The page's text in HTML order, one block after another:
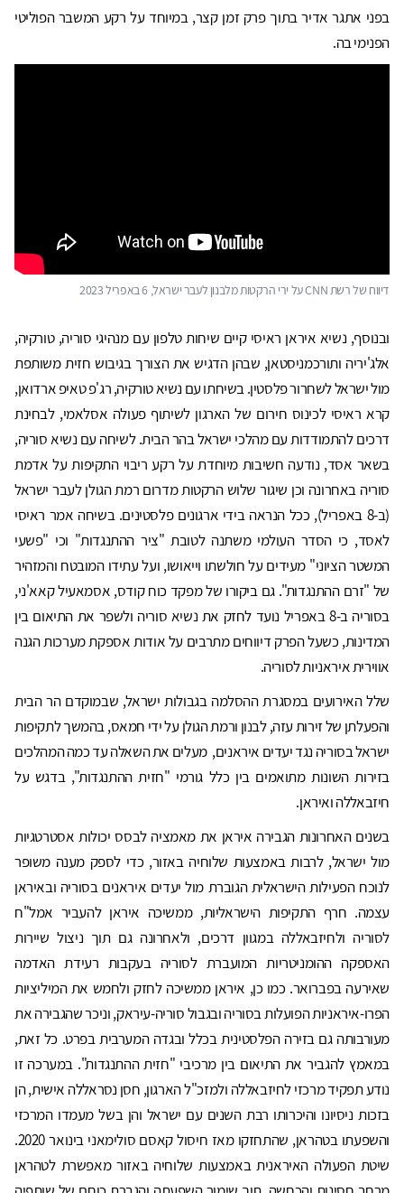
בפני אתגר אדיר בתוך פרק זמן קצר, במיוחד על רקע המשבר הפוליטי
הפנימי בה.
דיווח של רשת CNN על ירי הרקטות מלבנון לעבר ישראל, 6 באפריל 2023
ובנוסף, נשיא איראן ראיסי קיים שיחות טלפון עם מנהיגי סוריה, טורקיה,
אלג'יריה ותורכמניסטאן, שבהן הדגיש את הצורך בגיבוש חזית משותפת
מול ישראל לשחרור פלסטין. בשיחתו עם נשיא טורקיה, רג'פ טאיפ ארדואן,
קרא ראיסי לכינוס חירום של הארגון לשיתוף פעולה אסלאמי, לבחינת
דרכים להתמודדות עם מהלכי ישראל בהר הבית. לשיחה עם נשיא סוריה,
בשאר אסד, נודעה חשיבות מיוחדת על רקע ריבוי התקיפות על אדמת
סוריה באחרונה וכן שיגור שלוש הרקטות מדרום רמת הגולן לעבר ישראל
(ב-8 באפריל), ככל הנראה בידי ארגונים פלסטינים. בשיחה אמר ראיסי
לאסד, כי הסדר העולמי משתנה לטובת "ציר ההתנגדות" וכי "פשעי
המשטר הציוני" מעידים על חולשתו וייאושו, ועל עתידו המובטח והמזהיר
של "זרם ההתנגדות". גם ביקורו של מפקד כוח קודס, אסמאעיל קאא'ני,
בסוריה ב-8 באפריל נועד לחזק את נשיא סוריה ולשפר את התיאום בין
המדינות, כשעל הפרק דיווחים מתרבים על אודות אספקת מערכות הגנה
אווירית איראניות לסוריה.
שלל האירועים במסגרת ההסלמה בגבולות ישראל, שבמוקדם הר הבית
והפעלתן של זירות עזה, לבנון ורמת הגולן על ידי חמאס, בהמשך לתקיפות
ישראל בסוריה נגד יעדים איראנים, מעלים את השאלה עד כמה המהלכים
בזירות השונות מתואמים בין כלל גורמי "חזית ההתנגדות", בדגש על
חיזבאללה ואיראן.
בשנים האחרונות הגבירה איראן את מאמציה לבסס יכולות אסטרטגיות
מול ישראל, לרבות באמצעות שלוחיה באזור, כדי לספק מענה משופר
לנוכח הפעילות הישראלית הגוברת מול יעדים איראנים בסוריה ובאיראן
עצמה. חרף התקיפות הישראליות, ממשיכה איראן להעביר אמל"ח
לסוריה ולחיזבאללה במגוון דרכים, ולאחרונה גם תוך ניצול שיירות
האספקה ההומניטריות המועברת לסוריה בעקבות רעידת האדמה
שאירעה בפברואר. כמו כן, איראן ממשיכה לחזק ולחמש את המיליציות
הפרו-איראניות הפועלות בסוריה ובגבול סוריה-עיראק, וניכר שהגבירה את
מעורבותה גם בזירה הפלסטינית בכלל ובגדה המערבית בפרט. כל זאת,
במאמץ להגביר את התיאום בין מרכיבי "חזית ההתנגדות". במערכה זו
נודע תפקיד מרכזי לחיזבאללה ולמזכ"ל הארגון, חסן נסראללה אישית, הן
בזכות ניסיונו והיכרותו רבת השנים עם ישראל והן בשל מעמדו המרכזי
והשפעתו בטהראן, שהתחזקו מאז חיסול קאסם סולימאני בינואר 2020.
שיטת הפעולה האיראנית באמצעות שלוחיה באזור מאפשרת לטהראן